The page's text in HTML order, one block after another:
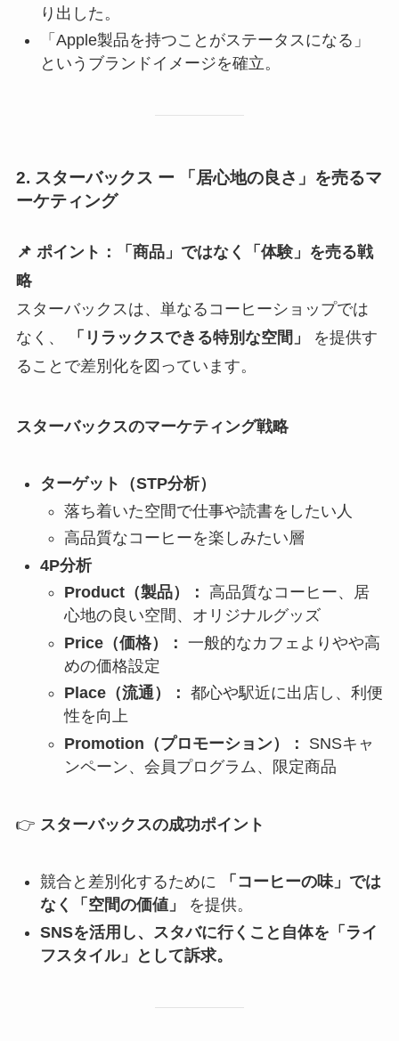
り出した。
「Apple製品を持つことがステータスになる」
というブランドイメージを確立。
2. スターバックス ー 「居心地の良さ」を売るマ
ーケティング
📌 ポイント：「商品」ではなく「体験」を売る戦
略
スターバックスは、単なるコーヒーショップでは
なく、
「リラックスできる特別な空間」
を提供す
ることで差別化を図っています。
スターバックスのマーケティング戦略
ターゲット（STP分析）
落ち着いた空間で仕事や読書をしたい人
高品質なコーヒーを楽しみたい層
4P分析
Product（製品）：
高品質なコーヒー、居
心地の良い空間、オリジナルグッズ
Price（価格）： 一般的なカフェよりやや高
めの価格設定
Place（流通）： 都心や駅近に出店し、利便
性を向上
Promotion（プロモーション）：
SNSキャ
ンペーン、会員プログラム、限定商品
👉 スターバックスの成功ポイント
競合と差別化するために
「コーヒーの味」では
なく「空間の価値」
を提供。
SNSを活用し、スタバに行くこと自体を「ライ
フスタイル」として訴求。